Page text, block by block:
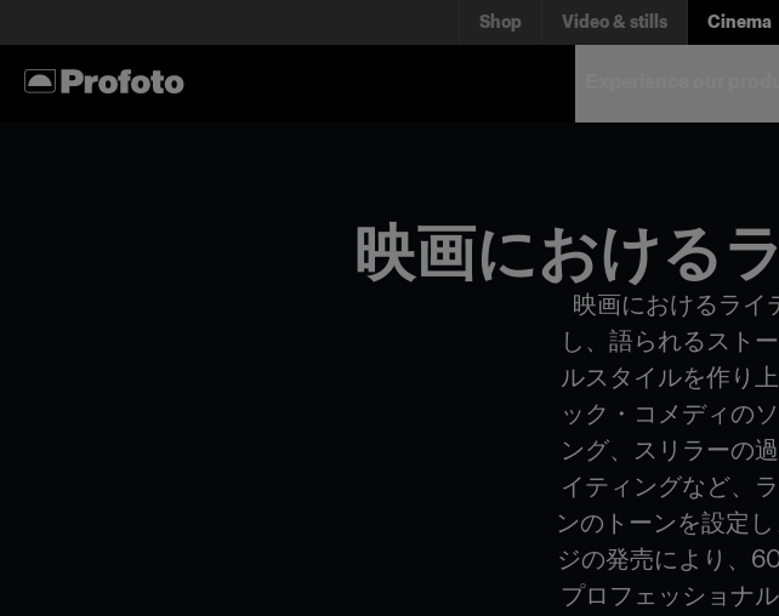
Shop Video & stills Cinema
映画における
映画におけるライ
し、語られるスト
ルスタイルを作り
ック・コメディの
ング、スリラーの
イティングなど、
ンのトーンを設定
ジの発売により、
プロフェッショナ